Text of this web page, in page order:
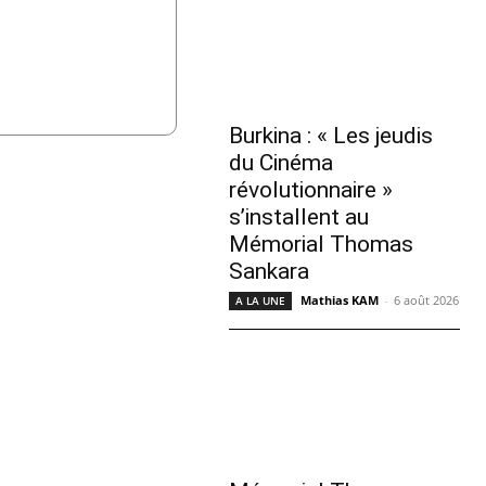
Burkina : « Les jeudis
du Cinéma
révolutionnaire »
s’installent au
Mémorial Thomas
Sankara
A LA UNE Mathias KAM - 6 août 2026